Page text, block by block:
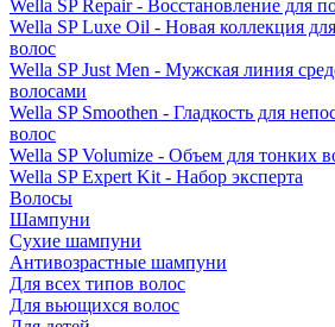
Wella SP Repair - Восстановление для
Wella SP Luxe Oil - Новая коллекция
волос
Wella SP Just Men - Мужская линия
волосами
Wella SP Smoothen - Гладкость для
волос
Wella SP Volumize - Объем для тонких
Wella SP Expert Kit - Набор эксперта
Волосы
Шампуни
Сухие шампуни
Антивозрастные шампуни
Для всех типов волос
Для вьющихся волос